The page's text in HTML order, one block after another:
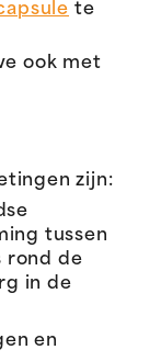
te
ook met
zijn:
tussen
rond de
in de
en